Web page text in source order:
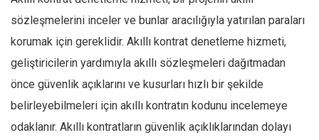
sözleşmelerini inceler ve bunlar aracılığıyla yatırılan paraları
korumak için gereklidir. Akıllı kontrat denetleme hizmeti,
geliştiricilerin yardımıyla akıllı sözleşmeleri dağıtmadan
önce güvenlik açıklarını ve kusurları hızlı bir şekilde
belirleyebilmeleri için akıllı kontratın kodunu incelemeye
odaklanır. Akıllı kontratların güvenlik açıklıklarından dolayı